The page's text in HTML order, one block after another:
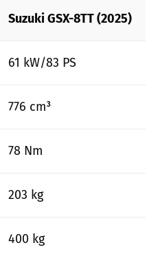
Suzuki GSX-8TT (2025)
61 kW/83 PS
776 cm³
78 Nm
203 kg
400 kg